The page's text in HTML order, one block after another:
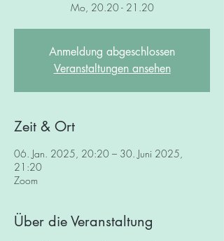
Mo, 20.20 - 21.20
Anmeldung abgeschlossen
Veranstaltungen ansehen
Zeit & Ort
06. Jan. 2025, 20:20 – 30. Juni 2025,
21:20
Zoom
Über die Veranstaltung